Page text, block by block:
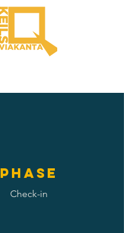
Phase
Check-in